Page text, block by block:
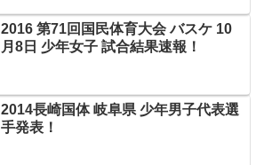
2016 第71回国民体育大会 バスケ 10
月8日 少年女子 試合結果速報！
2014長崎国体 岐阜県 少年男子代表選
手発表！